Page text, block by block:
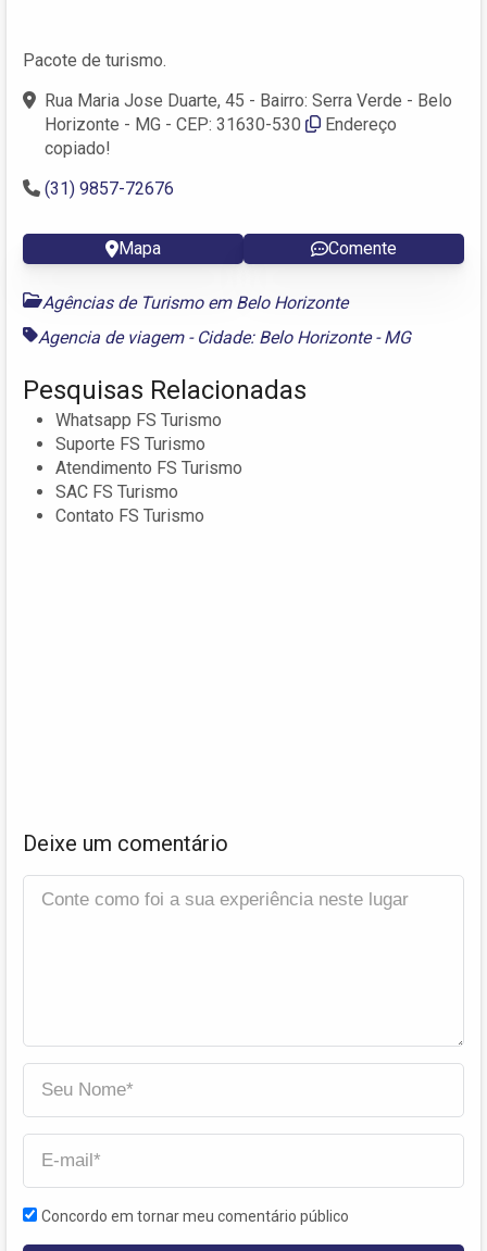
Pacote de turismo.
Rua Maria Jose Duarte, 45 - Bairro: Serra Verde - Belo
Horizonte - MG - CEP: 31630-530
Endereço
copiado!
(31) 9857-72676
Mapa Comente
Agências de Turismo em Belo Horizonte
Agencia de viagem - Cidade: Belo Horizonte - MG
Pesquisas Relacionadas
Whatsapp FS Turismo
Suporte FS Turismo
Atendimento FS Turismo
SAC FS Turismo
Contato FS Turismo
Deixe um comentário
Concordo em tornar meu comentário público